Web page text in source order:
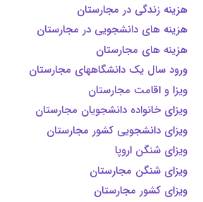
هزینه زندگی در مجارستان
هزینه های دانشجویی در مجارستان
هزینه های مجارستان
ورود سال یک دانشگاههای مجارستان
ویزا و اقامت مجارستان
ویزای خانواده دانشجویان مجارستان
ویزای دانشجویی کشور مجارستان
ویزای شنگن اروپا
ویزای شنگن مجارستان
ویزای کشور مجارستان